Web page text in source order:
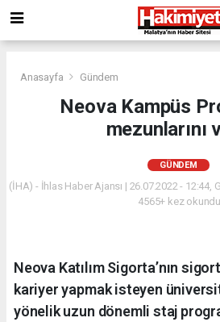
Anasayfa Gündem
Neova Kampüs
mezunlarını
GÜNDEM
(İHA) - İhlas Haber Ajansı | 26.07.2022 - 12:44,
4565+ kez okundu.
Neova Katılım Sigorta’nın
kariyer yapmak isteyen
yönelik uzun dönemli staj